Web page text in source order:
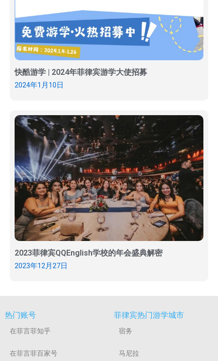
快酷游学 | 2024年菲律宾游学大使招募
2024年1月10日
2023菲律宾QQEnglish学校的年会盛典解密
2023年12月27日
热门账号
在菲言菲知乎
在菲言菲百家号
菲律宾热门游学城市
宿务
马尼拉